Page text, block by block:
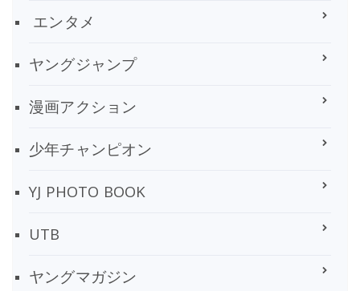
エンタメ
ヤングジャンプ
漫画アクション
少年チャンピオン
YJ PHOTO BOOK
UTB
ヤングマガジン